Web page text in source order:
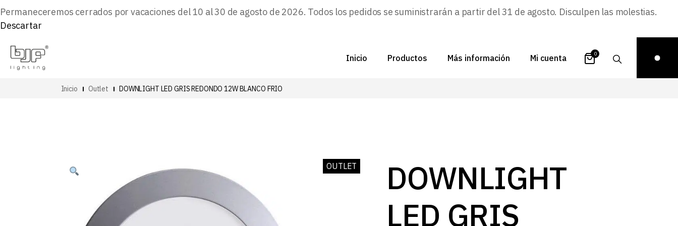
Permaneceremos cerrados por vacaciones del 10 al 30 de agosto de 2026. Todos los pedidos se suministrarán a partir del 31 de agosto. Disculpen las molestias.
Descartar
Inicio Productos Más información
FAQs
Proyectos
Zona de inspiración
Mi cuenta
contraseña
0
Inicio Outlet DOWNLIGHT LED GRIS REDONDO 12W BLANCO FRIO
OUTLET
DOWNLIGHT
LED GRIS